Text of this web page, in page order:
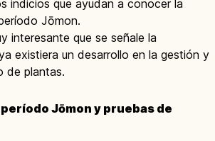
indicios que ayudan a conocer la
Jōmon.
interesante que se señale la
existiera un desarrollo en la gestión y
de plantas.
Jōmon y pruebas de